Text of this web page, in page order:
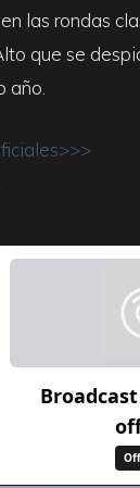
las rondas
que se
año.